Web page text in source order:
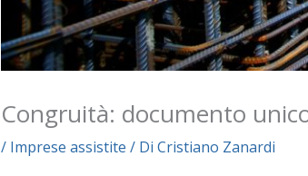
Congruità: documento
/ Imprese assistite / Di Cristiano Zanardi